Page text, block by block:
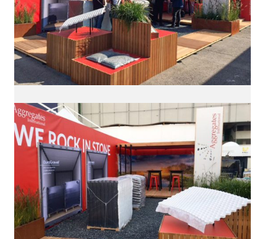
Ik hoor het graag!
Zoek je iemand om een openstaande functie als
ontwerper te vervullen of heb je een project waar je mij
voor in wil zetten? Neem gerustcontactop!
HALLO@SIEDSMEDEMBLIK.NL BEKIJK MIJN CV